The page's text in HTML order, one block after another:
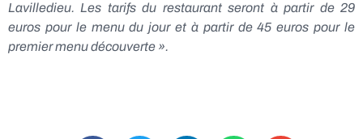
Lavilledieu. Les tarifs du restaurant seront à partir de 29
euros pour le menu du jour et à partir de 45 euros pour le
premier menu découverte ».